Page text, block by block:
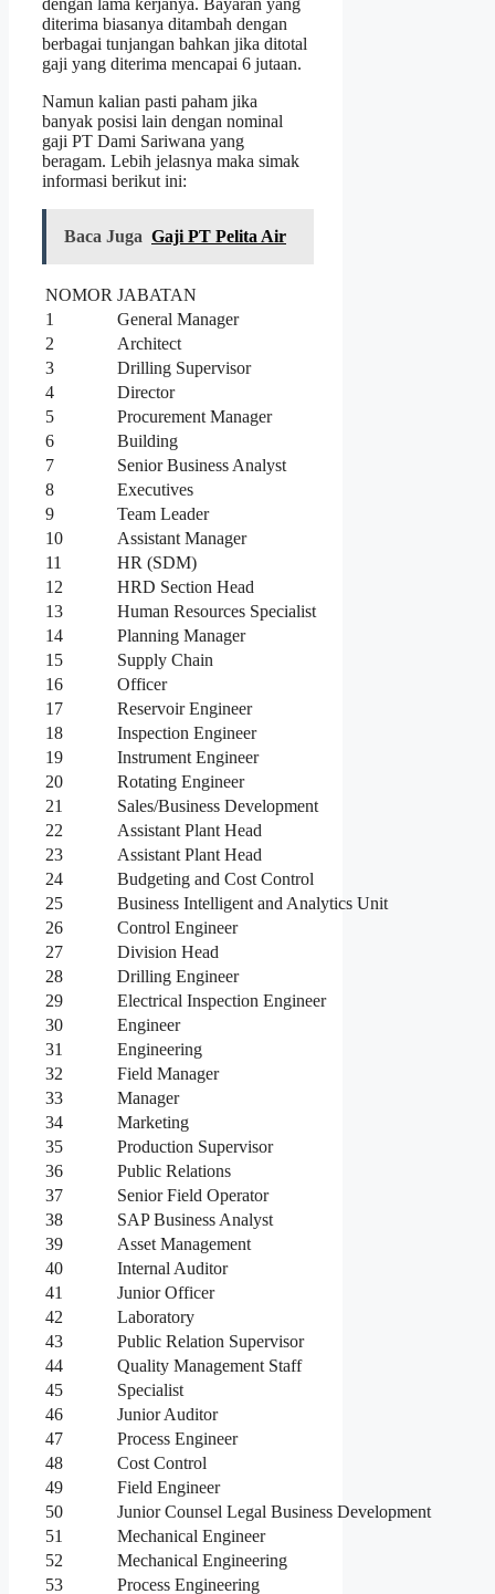
diterima biasanya ditambah dengan
berbagai tunjangan bahkan jika ditotal
gaji yang diterima mencapai 6 jutaan.
Namun kalian pasti paham jika
banyak posisi lain dengan nominal
gaji PT Dami Sariwana yang
beragam. Lebih jelasnya maka simak
informasi berikut ini:
Baca Juga Gaji PT Pelita Air
NOMOR JABATAN
1
General Manager
2
Architect
3
Drilling Supervisor
4
Director
5
Procurement Manager
6
Building
7
Senior Business Analyst
8
Executives
9
Team Leader
10
Assistant Manager
11
HR (SDM)
12
HRD Section Head
13
Human Resources Specialist
14
Planning Manager
15
Supply Chain
16
Officer
17
Reservoir Engineer
18
Inspection Engineer
19
Instrument Engineer
20
Rotating Engineer
21
Sales/Business Development
22
Assistant Plant Head
23
Assistant Plant Head
24
Budgeting and Cost Control
25
Business Intelligent and Analytics Unit
26
Control Engineer
27
Division Head
28
Drilling Engineer
29
Electrical Inspection Engineer
30
Engineer
31
Engineering
32
Field Manager
33
Manager
34
Marketing
35
Production Supervisor
36
Public Relations
37
Senior Field Operator
38
SAP Business Analyst
39
Asset Management
40
Internal Auditor
41
Junior Officer
42
Laboratory
43
Public Relation Supervisor
44
Quality Management Staff
45
Specialist
46
Junior Auditor
47
Process Engineer
48
Cost Control
49
Field Engineer
50
Junior Counsel Legal Business Development
51
Mechanical Engineer
52
Mechanical Engineering
53
Process Engineering